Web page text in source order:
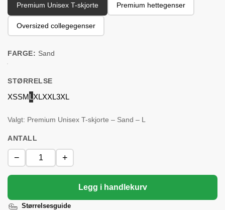
Premium Unisex T-skjorte Premium hettegenser
Oversized collegegenser
FARGE: Sand
STØRRELSE
XSSMLXLXXL3XL
Valgt: Premium Unisex T-skjorte – Sand – L
ANTALL
− +
Legg i handlekurv
Størrelsesguide